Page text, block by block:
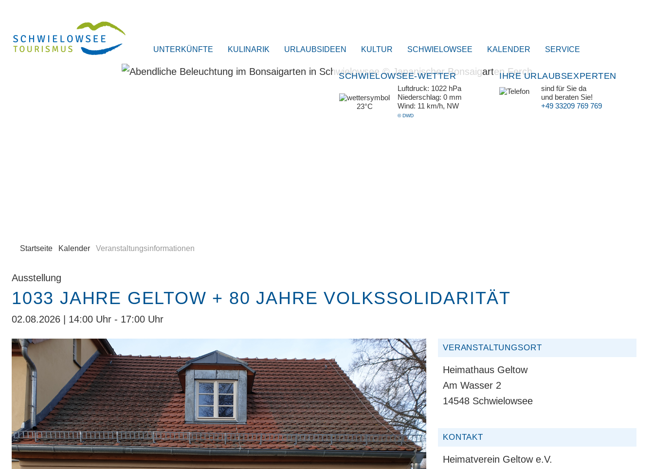
UNTERKÜNFTE KULINARIK URLAUBSIDEEN KULTUR SCHWIELOWSEE KALENDER SERVICE
SCHWIELOWSEE-WETTER
23°C
Luftdruck: 1022 hPa
Niederschlag: 0 mm
Wind: 11 km/h, NW
© DWD
IHRE URLAUBSEXPERTEN
sind für Sie da
und beraten Sie!
+49 33209 769 769
Startseite Kalender Veranstaltungsinformationen
Ausstellung
1033 JAHRE GELTOW + 80 JAHRE VOLKSSOLIDARITÄT
02.08.2026 | 14:00 Uhr - 17:00 Uhr
VERANSTALTUNGSORT
Heimathaus Geltow
Am Wasser 2
14548 Schwielowsee
KONTAKT
Heimatverein Geltow e.V.